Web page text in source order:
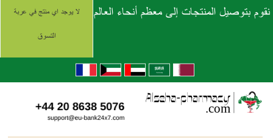
لا يوجد اي منتج في عربة
التسوق
نقوم بتوصيل المنتجات إلى معظم أنحاء العالم